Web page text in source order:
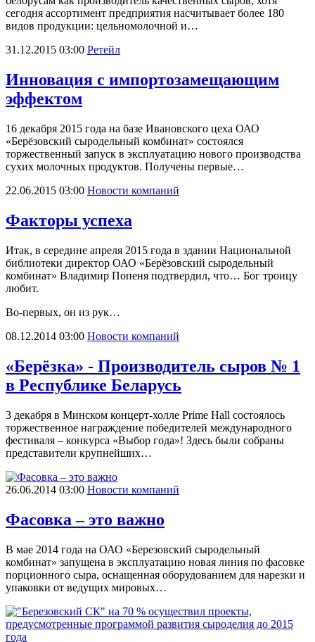
сегодня ассортимент предприятия насчитывает более 180
видов продукции: цельномолочной и…
31.12.2015 03:00 Ретейл
Инновация с импортозамещающим
эффектом
16 декабря 2015 года на базе Ивановского цеха ОАО
«Берёзовский сыродельный комбинат» состоялся
торжественный запуск в эксплуатацию нового производства
сухих молочных продуктов. Получены первые…
22.06.2015 03:00 Новости компаний
Факторы успеха
Итак, в середине апреля 2015 года в здании Национальной
библиотеки директор ОАО «Берёзовский сыродельный
комбинат» Владимир Попеня подтвердил, что… Бог троицу
любит.
Во-первых, он из рук…
08.12.2014 03:00 Новости компаний
«Берёзка» - Производитель сыров № 1
в Республике Беларусь
3 декабря в Минском концерт-холле Prime Hall состоялось
торжественное награждение победителей международного
фестиваля – конкурса «Выбор года»! Здесь были собраны
представители крупнейших…
26.06.2014 03:00 Новости компаний
Фасовка – это важно
В мае 2014 года на ОАО «Березовский сыродельный
комбинат» запущена в эксплуатацию новая линия по фасовке
порционного сыра, оснащенная оборудованием для нарезки и
упаковки от ведущих мировых…